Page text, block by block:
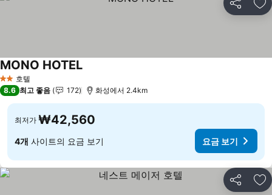
공유 즐
2 성급호텔
MONO HOTEL요금 보기
8.6 최고 좋음 172 화성에서 2.4km
최저가 ₩42,560
4개 사이트의 요금 보기 요금 보기
공유 즐